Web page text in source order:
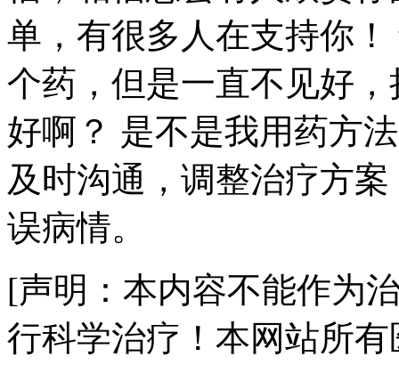
单，有很多人在支持你
个药，但是一直不见好
好啊？ 是不是我用药方
及时沟通，调整治疗方
误病情。
[声明：本内容不能作为
行科学治疗！本网站所